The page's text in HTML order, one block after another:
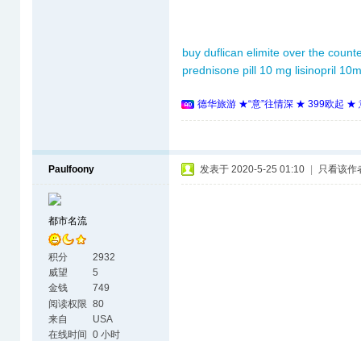
buy duflican elimite over the
prednisone pill 10 mg lisinopril
德华旅游 ★“意”往情深 ★ 399欧起 ★
Paulfoony
都市名流
积分
2932
威望
5
金钱
749
阅读权限 80
来自
USA
在线时间
0 小时
发表于 2020-5-25 01:10 只看该作